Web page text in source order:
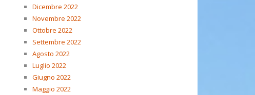
Dicembre 2022
Novembre 2022
Ottobre 2022
Settembre 2022
Agosto 2022
Luglio 2022
Giugno 2022
Maggio 2022